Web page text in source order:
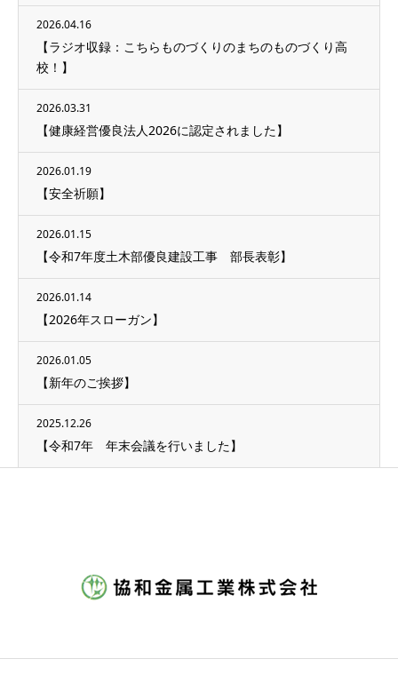
2026.04.16
【ラジオ収録：こちらものづくりのまちのものづくり高
校！】
2026.03.31
【健康経営優良法人2026に認定されました】
2026.01.19
【安全祈願】
2026.01.15
【令和7年度土木部優良建設工事 部長表彰】
2026.01.14
【2026年スローガン】
2026.01.05
【新年のご挨拶】
2025.12.26
【令和7年 年末会議を行いました】